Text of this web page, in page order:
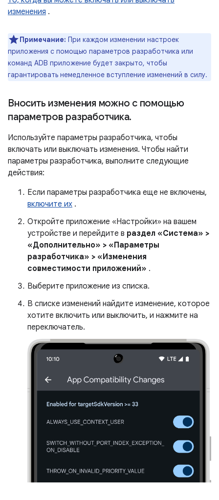
изменения .
Примечание: При каждом изменении настроек
приложения с помощью параметров разработчика или
команд ADB приложение будет закрыто, чтобы
гарантировать немедленное вступление изменений в силу.
Вносить изменения можно с помощью
параметров разработчика.
Используйте параметры разработчика, чтобы
включать или выключать изменения. Чтобы найти
параметры разработчика, выполните следующие
действия:
Если параметры разработчика еще не включены,
включите их .
Откройте приложение «Настройки» на вашем
устройстве и перейдите в раздел «Система» >
«Дополнительно» > «Параметры
разработчика» > «Изменения
совместимости приложений» .
Выберите приложение из списка.
В списке изменений найдите изменение, которое
хотите включить или выключить, и нажмите на
переключатель.